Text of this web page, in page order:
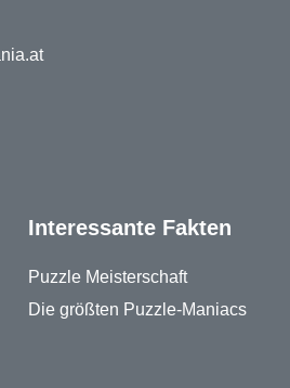
Interessante Fakten
Puzzle Meisterschaft
Die größten Puzzle-Maniacs